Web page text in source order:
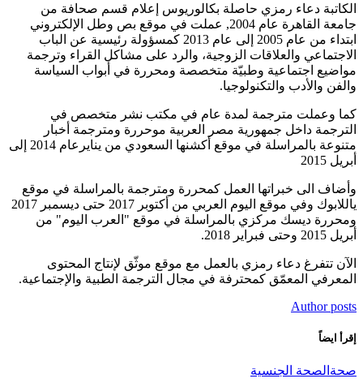
الكاتبة دعاء رمزي حاصلة بكالوريوس إعلام قسم صحافة من
جامعة القاهرة عام 2004, عملت في موقع بص وطل الإلكتروني
ابتداء من عام 2005 إلى عام 2013 كمسؤولة رئيسية عن الباب
الاجتماعي والعلاقات الزوجية، والرد على مشاكل القراء وترجمة
مواضيع اجتماعية وطبيّة متخصصة ومحررة في أبواب السياسة
والفن والأدب والتكنولوجيا.
كما وعملت مترجمة لمدة عام في مكتب نشر متخصص في
الترجمة داخل جمهورية مصر العربية موحررة ومترجمة أخبار
متنوعة بالمراسلة في موقع أكشنها السعودي من ينايرعام 2014 إلى
أبريل 2015
وأضاف الى خبراتها العمل كمحررة ومترجمة بالمراسلة في موقع
ياللابوك وفي موقع اليوم العربي من أكتوبر 2017 حتى ديسمبر 2017
ومحررة ديسك مركزي بالمراسلة في موقع "العرب اليوم" من
أبريل 2015 وحتى فبراير 2018.
الآن تتفرغ دعاء رمزي بالعمل مع موقع موثّق لإنتاج المحتوى
المعرفي المعمّق كمحترفة في مجال الترجمة الطبية والإجتماعية.
Author posts
إقرأ ايضاً
صحة الصحة الجنسية